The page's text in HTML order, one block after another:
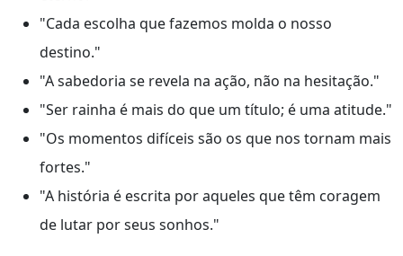
"Cada escolha que fazemos molda o nosso
destino."
"A sabedoria se revela na ação, não na hesitação."
"Ser rainha é mais do que um título; é uma atitude."
"Os momentos difíceis são os que nos tornam mais
fortes."
"A história é escrita por aqueles que têm coragem
de lutar por seus sonhos."